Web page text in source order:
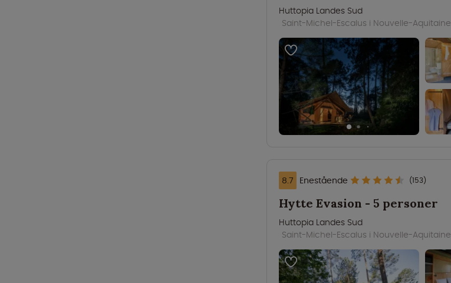
Huttopia Landes Sud
Saint-Michel-Escalus i Nouvelle-Aquitaine
8.7 Enestående (153)
Hytte Evasion - 5 personer
Huttopia Landes Sud
Saint-Michel-Escalus i Nouvelle-Aquitaine